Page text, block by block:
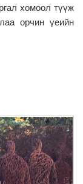
хомоол түүж
орчин үеийн